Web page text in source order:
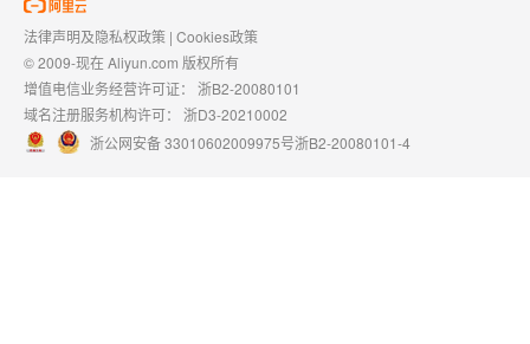
法律声明及隐私权政策 | Cookies政策
© 2009-现在 Aliyun.com 版权所有
增值电信业务经营许可证： 浙B2-20080101
域名注册服务机构许可： 浙D3-20210002
浙公网安备 33010602009975号浙B2-20080101-4